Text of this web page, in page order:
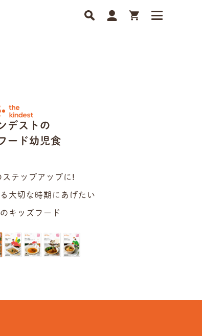
デストの
ード幼児食
ステップアップに!
大切な時期にあげたい
キッズフード